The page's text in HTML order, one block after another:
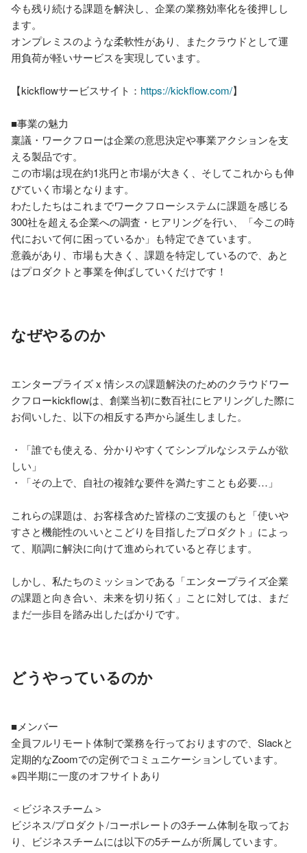
今も残り続ける課題を解決し、企業の業務効率化を後押しし
ます。
オンプレミスのような柔軟性があり、またクラウドとして運
用負荷が軽いサービスを実現しています。
【kickflowサービスサイト： https://kickflow.com/】
■事業の魅力
稟議・ワークフローは企業の意思決定や事業アクションを支
える製品です。
この市場は現在約1兆円と市場が大きく、そしてこれからも伸
びていく市場となります。
わたしたちはこれまでワークフローシステムに課題を感じる
300社を超える企業への調査・ヒアリングを行い、「今この時
代において何に困っているか」も特定できています。
意義があり、市場も大きく、課題を特定しているので、あと
はプロダクトと事業を伸ばしていくだけです！
なぜやるのか
エンタープライズ x 情シスの課題解決のためのクラウドワー
クフローkickflowは、創業当初に数百社にヒアリングした際に
お伺いした、以下の相反する声から誕生しました。
・「誰でも使える、分かりやすくてシンプルなシステムが欲
しい」
・「その上で、自社の複雑な要件を満たすことも必要…」
これらの課題は、お客様含めた皆様のご支援のもと「使いや
すさと機能性のいいとこどりを目指したプロダクト」によっ
て、順調に解決に向けて進められていると存じます。
しかし、私たちのミッションである「エンタープライズ企業
の課題と向き合い、未来を切り拓く」ことに対しては、まだ
まだ一歩目を踏み出したばかりです。
どうやっているのか
■メンバー
全員フルリモート体制で業務を行っておりますので、Slackと
定期的なZoomでの定例でコミュニケーションしています。
※四半期に一度のオフサイトあり
＜ビジネスチーム＞
ビジネス/プロダクト/コーポレートの3チーム体制を取ってお
り、ビジネスチームには以下の5チームが所属しています。